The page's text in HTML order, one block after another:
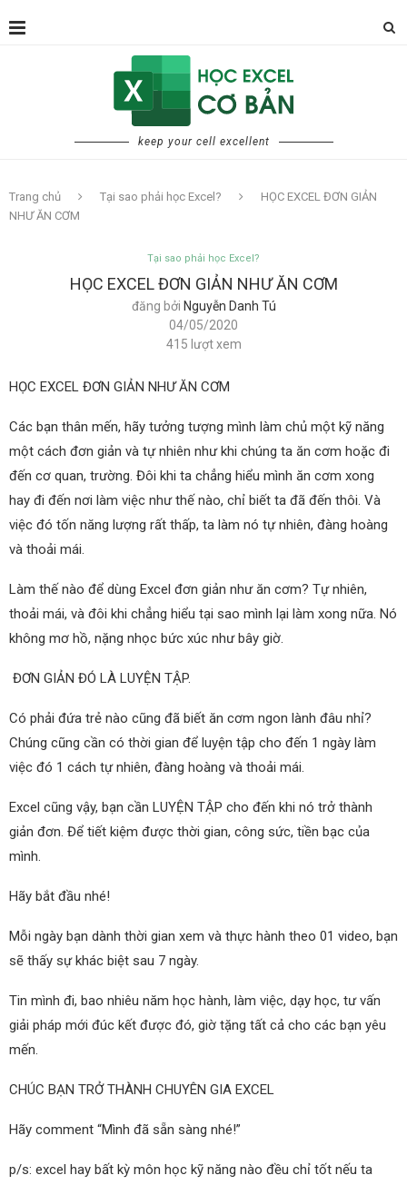
keep your cell excellent
Trang chủ Tại sao phải học Excel?
HỌC EXCEL ĐƠN GIẢN
NHƯ ĂN CƠM
Tại sao phải học Excel?
HỌC EXCEL ĐƠN GIẢN NHƯ ĂN CƠM
đăng bởi Nguyễn Danh Tú
04/05/2020
415 lượt xem
HỌC EXCEL ĐƠN GIẢN NHƯ ĂN CƠM
Các bạn thân mến, hãy tưởng tượng mình làm chủ một kỹ năng
một cách đơn giản và tự nhiên như khi chúng ta ăn cơm hoặc đi
đến cơ quan, trường. Đôi khi ta chẳng hiểu mình ăn cơm xong
hay đi đến nơi làm việc như thế nào, chỉ biết ta đã đến thôi. Và
việc đó tốn năng lượng rất thấp, ta làm nó tự nhiên, đàng hoàng
và thoải mái.
Làm thế nào để dùng Excel đơn giản như ăn cơm? Tự nhiên,
thoải mái, và đôi khi chẳng hiểu tại sao mình lại làm xong nữa. Nó
không mơ hồ, nặng nhọc bức xúc như bây giờ.
ĐƠN GIẢN ĐÓ LÀ LUYỆN TẬP.
Có phải đứa trẻ nào cũng đã biết ăn cơm ngon lành đâu nhỉ?
Chúng cũng cần có thời gian để luyện tập cho đến 1 ngày làm
việc đó 1 cách tự nhiên, đàng hoàng và thoải mái.
Excel cũng vậy, bạn cần LUYỆN TẬP cho đến khi nó trở thành
giản đơn. Để tiết kiệm được thời gian, công sức, tiền bạc của
mình.
Hãy bắt đầu nhé!
Mỗi ngày bạn dành thời gian xem và thực hành theo 01 video, bạn
sẽ thấy sự khác biệt sau 7 ngày.
Tin mình đi, bao nhiêu năm học hành, làm việc, dạy học, tư vấn
giải pháp mới đúc kết được đó, giờ tặng tất cả cho các bạn yêu
mến.
CHÚC BẠN TRỞ THÀNH CHUYÊN GIA EXCEL
Hãy comment “Mình đã sẵn sàng nhé!”
p/s: excel hay bất kỳ môn học kỹ năng nào đều chỉ tốt nếu ta